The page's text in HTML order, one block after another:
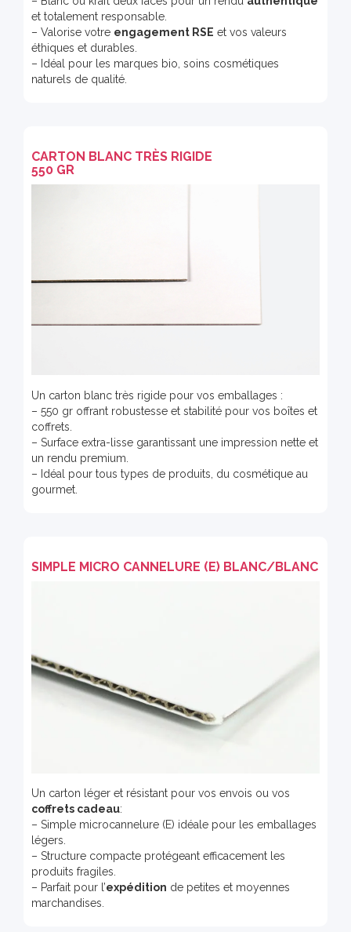
et totalement responsable.
– Valorise votre engagement RSE et vos valeurs
éthiques et durables.
– Idéal pour les marques bio, soins cosmétiques
naturels de qualité.
CARTON BLANC TRÈS RIGIDE
550 GR
Un carton blanc très rigide pour vos emballages :
– 550 gr offrant robustesse et stabilité pour vos boîtes et
coffrets.
– Surface extra-lisse garantissant une impression nette et
un rendu premium.
– Idéal pour tous types de produits, du cosmétique au
gourmet.
SIMPLE MICRO CANNELURE (E) BLANC/BLANC
Un carton léger et résistant pour vos envois ou vos
coffrets cadeau:
– Simple microcannelure (E) idéale pour les emballages
légers.
– Structure compacte protégeant efficacement les
produits fragiles.
– Parfait pour l’expédition de petites et moyennes
marchandises.